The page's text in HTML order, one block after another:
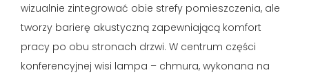
wizualnie zintegrować obie strefy pomieszczenia, ale
tworzy barierę akustyczną zapewniającą komfort
pracy po obu stronach drzwi. W centrum części
konferencyjnej wisi lampa – chmura, wykonana na